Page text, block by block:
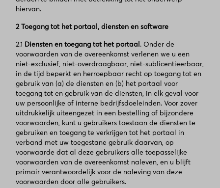
hiervan.
2 Toegang tot het portaal, diensten en software
2.1 Diensten en toegang tot het portaal . Onder de
voorwaarden van de overeenkomst verlenen we u een
niet-exclusief, niet-overdraagbaar, niet-sublicentieerbaar,
in de tijd beperkt en herroepbaar recht op toegang tot en
gebruik van (a) de diensten en (b) het portaal voor
toegang tot en gebruik van de diensten, in elk geval voor
uw persoonlijke of interne bedrijfsdoeleinden. Voor zover
uitdrukkelijk uiteengezet in een bestelling of bijzondere
voorwaarden, kunt u gebruikers toestaan de diensten te
gebruiken en toegang te verkrijgen tot het portaal in
verband met uw toegestane gebruik daarvan, op
voorwaarde dat al deze gebruikers alle toepasselijke
voorwaarden van de overeenkomst naleven, en u blijft
primair verantwoordelijk voor de naleving van deze
voorwaarden door alle gebruikers.